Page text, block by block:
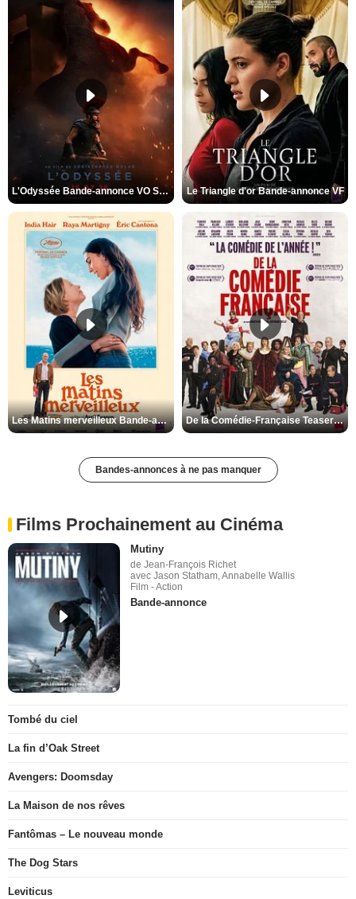
L'Odyssée Bande-annonce VO STFR Le Triangle d'or Bande-annonce VF
Les Matins merveilleux Bande-annonce VF De la Comédie-Française Teaser VF
Bandes-annonces à ne pas manquer
Films Prochainement au Cinéma
Mutiny
de Jean-François Richet
avec Jason Statham, Annabelle Wallis
Film - Action
Bande-annonce
Tombé du ciel
La fin d’Oak Street
Avengers: Doomsday
La Maison de nos rêves
Fantômas – Le nouveau monde
The Dog Stars
Leviticus